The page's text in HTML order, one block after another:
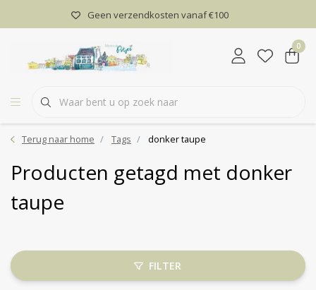
Geen verzendkosten vanaf €100
0
Terug naar home Tags donker taupe
Producten getagd met donker
taupe
FILTER